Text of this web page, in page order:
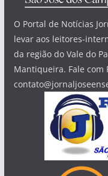
O Portal de Notícias
levar aos leitores-
da região do Vale do
Mantiqueira. Fale com